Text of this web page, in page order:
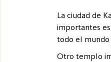
La ciudad de
importantes
todo el mundo
Otro templo